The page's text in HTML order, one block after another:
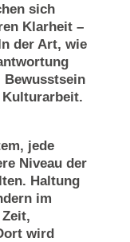
sich
Klarheit –
der Art, wie
Bewusstsein
Kulturarbeit.
jede
Niveau der
Haltung
im
wird